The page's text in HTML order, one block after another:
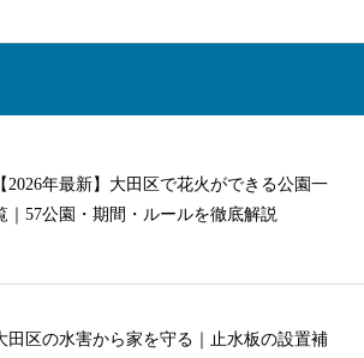
【2026年最新】大田区で花火ができる公園一
｜57公園・期間・ルールを徹底解説
田区の水害から家を守る｜止水板の設置補